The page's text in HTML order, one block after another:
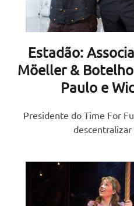
Estadão:
Möeller &
Paulo e
Presidente do Time For
descentralizar